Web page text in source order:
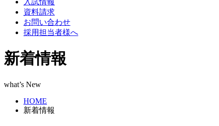
資料請求
お問い合わせ
採用担当者様へ
新着情報
what’s New
HOME
新着情報